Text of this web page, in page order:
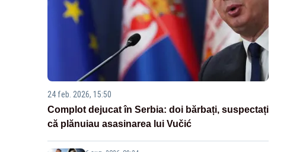
24 feb. 2026, 15:50
Complot dejucat în Serbia: doi bărbați, suspectați
că plănuiau asasinarea lui Vučić